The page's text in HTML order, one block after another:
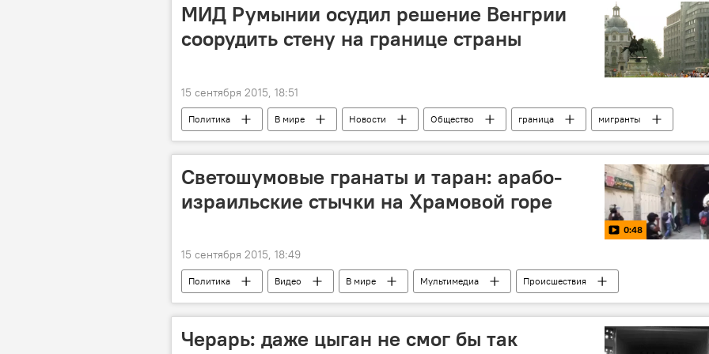
МИД Румынии осудил решение Венгрии
соорудить стену на границе страны
15 сентября 2015, 18:51
Политика В мире Новости Общество граница
мигранты
беженцы
Светошумовые гранаты и таран: арабо-
израильские стычки на Храмовой горе
0:48
15 сентября 2015, 18:49
Политика Видео В мире Мультимедиа Происшествия
Черарь: даже цыган не смог бы так